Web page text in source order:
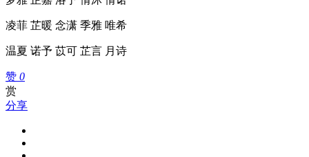
凌菲 芷暖 念潇 季雅 唯希
温夏 诺予 苡可 芷言 月诗
赞 0
赏
分享